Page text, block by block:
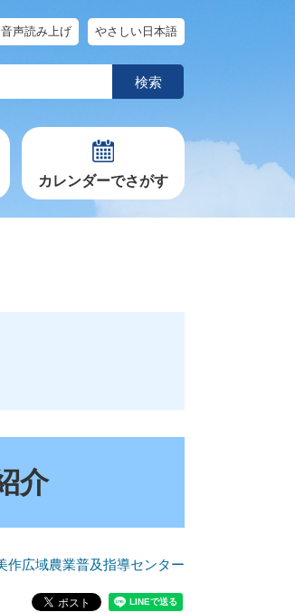
声読み上げ やさしい日本語
カレンダーでさがす
介
作広域農業普及指導センター